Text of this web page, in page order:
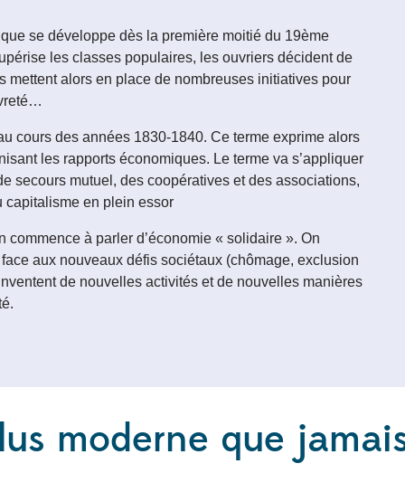
se développe dès la première moitié du 19ème
les classes populaires, les ouvriers décident de
mettent alors en place de nombreuses initiatives pour
cours des années 1830-1840. Ce terme exprime alors
les rapports économiques. Le terme va s’appliquer
secours mutuel, des coopératives et des associations,
capitalisme en plein essor
commence à parler d’économie « solidaire ». On
aux nouveaux défis sociétaux (chômage, exclusion
de nouvelles activités et de nouvelles manières
moderne que